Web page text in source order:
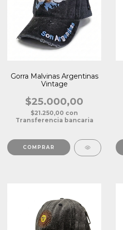
Gorra Malvinas Argentinas
Vintage
$25.000,00
$21.250,00 con
Transferencia bancaria